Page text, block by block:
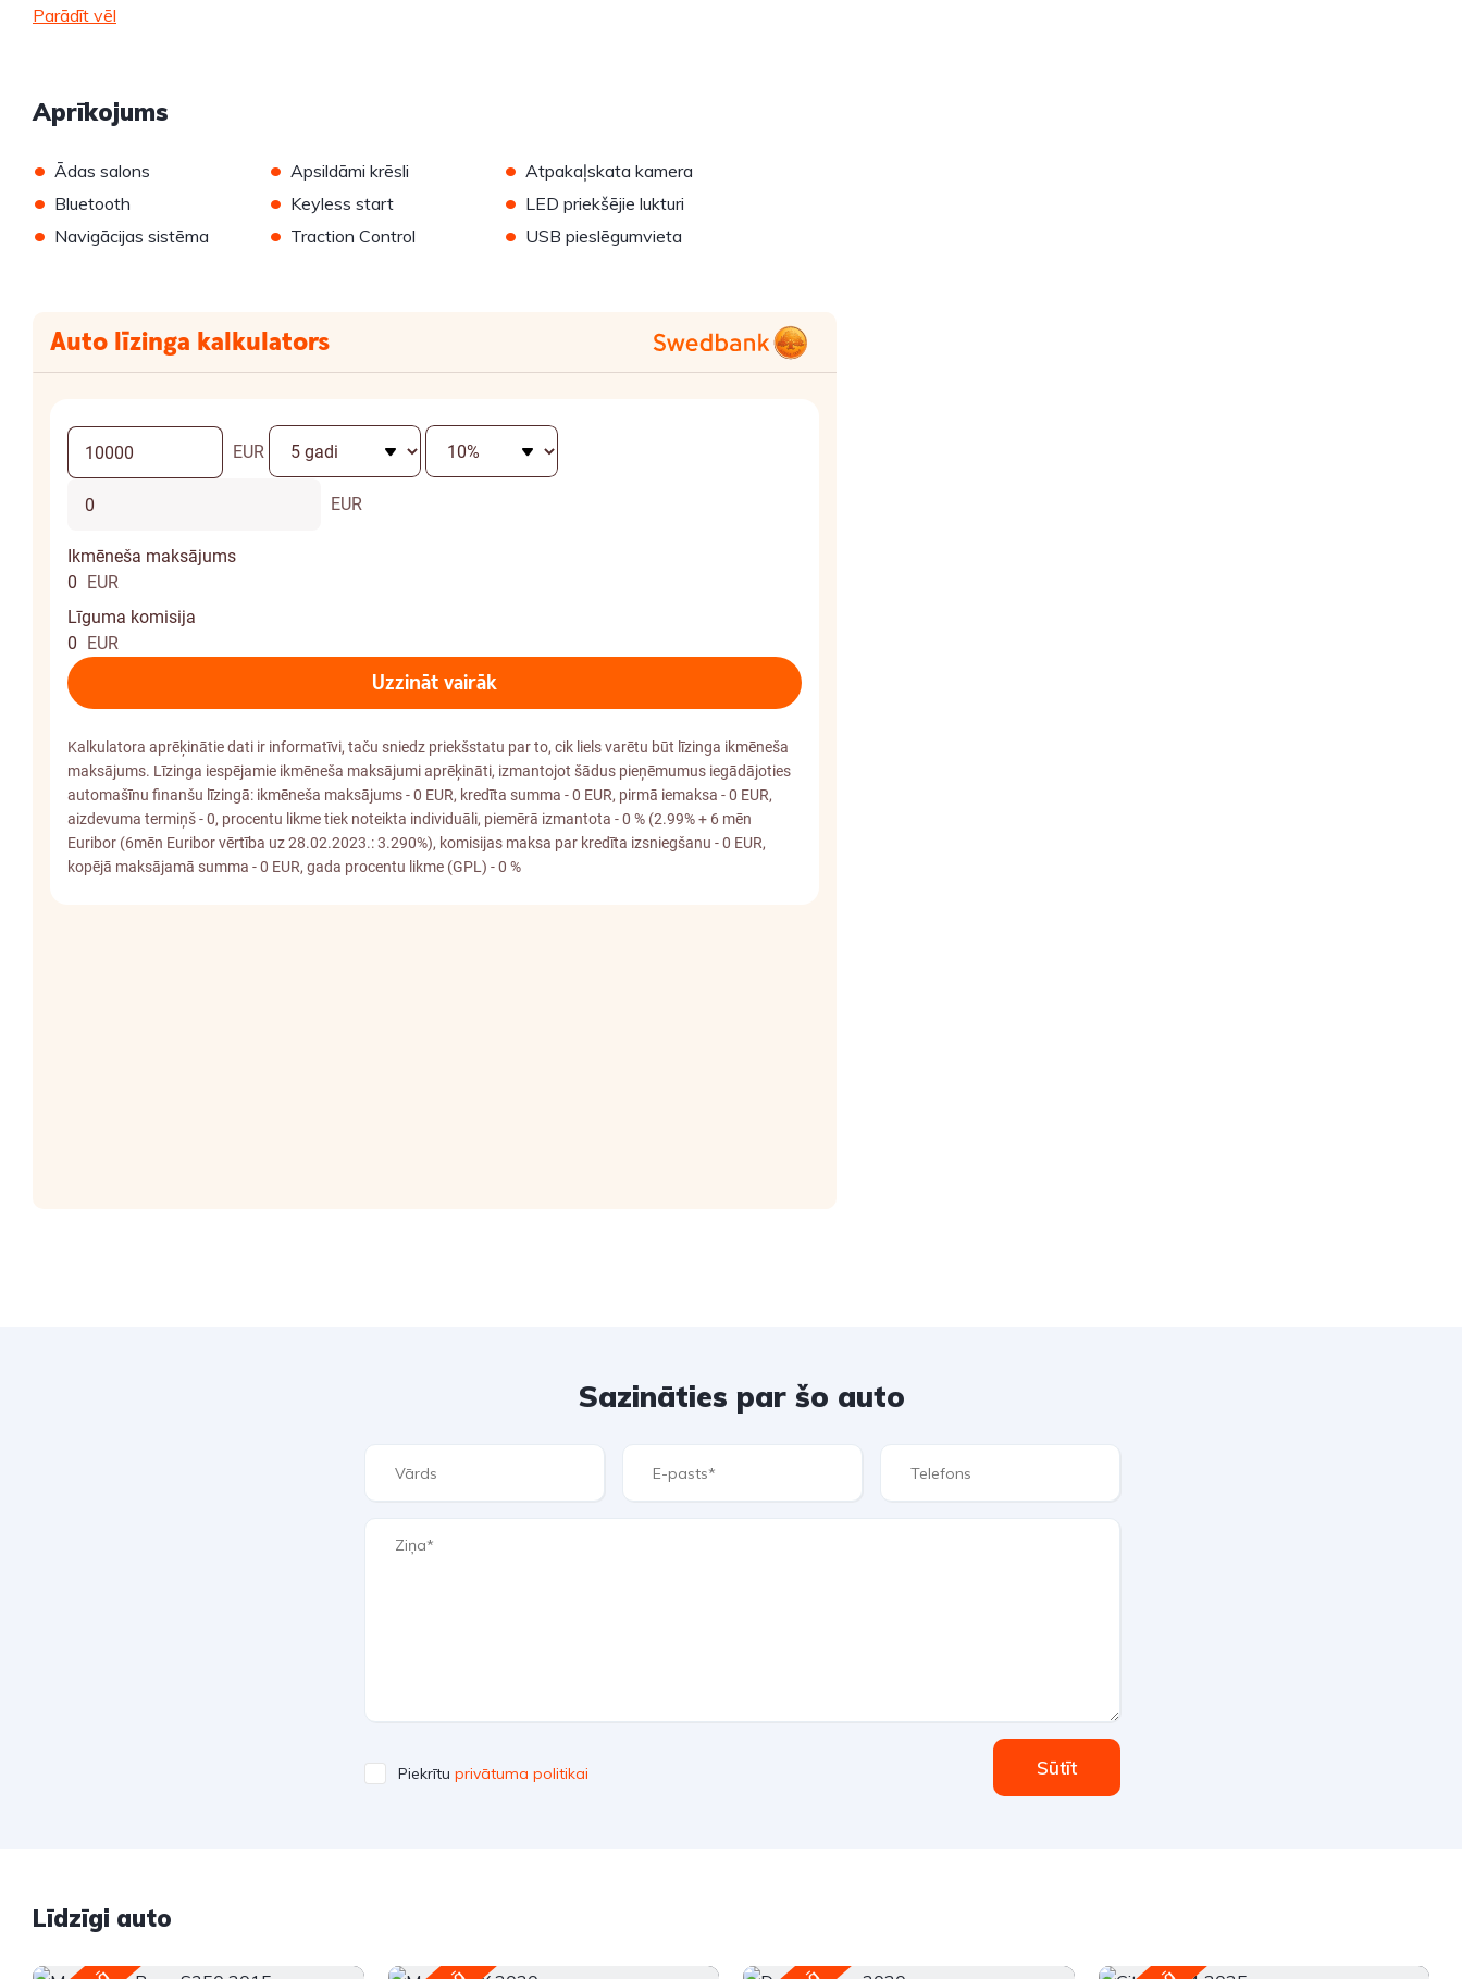
Parādīt vēl
Aprīkojums
• Ādas salons • Apsildāmi krēsli • Atpakaļskata kamera
• Bluetooth • Keyless start • LED priekšējie lukturi
• Navigācijas sistēma • Traction Control • USB pieslēgumvieta
Sazināties par šo auto
Piekrītu privātuma politikai Sūtīt
Līdzīgi auto